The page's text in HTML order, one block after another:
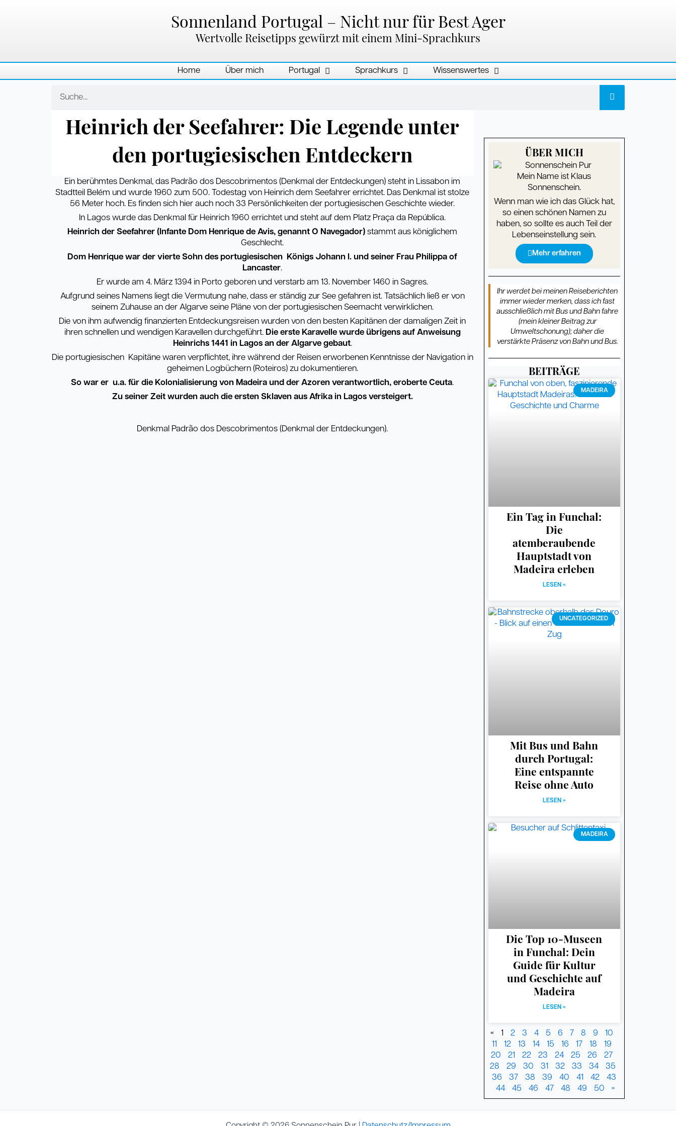
Sonnenland Portugal – Nicht nur für Best Ager
Wertvolle Reisetipps gewürzt mit einem Mini-Sprachkurs
Home Über mich Portugal Sprachkurs Wissenswertes
Heinrich der Seefahrer: Die Legende unter
den portugiesischen Entdeckern
Ein berühmtes Denkmal, das Padrão dos Descobrimentos (Denkmal der Entdeckungen) steht in Lissabon im
Stadtteil Belém und wurde 1960 zum 500. Todestag von Heinrich dem Seefahrer errichtet. Das Denkmal ist stolze
56 Meter hoch. Es finden sich hier auch noch 33 Persönlichkeiten der portugiesischen Geschichte wieder.
In Lagos wurde das Denkmal für Heinrich 1960 errichtet und steht auf dem Platz Praça da República.
Heinrich der Seefahrer (Infante Dom Henrique de Avis, genannt O Navegador) stammt aus königlichem
Geschlecht.
Dom Henrique war der vierte Sohn des portugiesischen Königs Johann I. und seiner Frau Philippa of
Lancaster.
Er wurde am 4. März 1394 in Porto geboren und verstarb am 13. November 1460 in Sagres.
Aufgrund seines Namens liegt die Vermutung nahe, dass er ständig zur See gefahren ist. Tatsächlich ließ er von
seinem Zuhause an der Algarve seine Pläne von der portugiesischen Seemacht verwirklichen.
Die von ihm aufwendig finanzierten Entdeckungsreisen wurden von den besten Kapitänen der damaligen Zeit in
ihren schnellen und wendigen Karavellen durchgeführt. Die erste Karavelle wurde übrigens auf Anweisung
Heinrichs 1441 in Lagos an der Algarve gebaut.
Die portugiesischen Kapitäne waren verpflichtet, ihre während der Reisen erworbenen Kenntnisse der Navigation in
geheimen Logbüchern (Roteiros) zu dokumentieren.
So war er u.a. für die Kolonialisierung von Madeira und der Azoren verantwortlich, eroberte Ceuta.
Zu seiner Zeit wurden auch die ersten Sklaven aus Afrika in Lagos versteigert.
Denkmal Padrão dos Descobrimentos (Denkmal der Entdeckungen).
ÜBER MICH
Mein Name ist Klaus
Sonnenschein.
Wenn man wie ich das Glück hat,
so einen schönen Namen zu
haben, so sollte es auch Teil der
Lebenseinstellung sein.
Mehr erfahren
Ihr werdet bei meinen Reiseberichten
immer wieder merken, dass ich fast
ausschließlich mit Bus und Bahn fahre
(mein kleiner Beitrag zur
Umweltschonung); daher die
verstärkte Präsenz von Bahn und Bus.
BEITRÄGE
MADEIRA
Ein Tag in Funchal:
Die
atemberaubende
Hauptstadt von
Madeira erleben
LESEN »
UNCATEGORIZED
Mit Bus und Bahn
durch Portugal:
Eine entspannte
Reise ohne Auto
LESEN »
MADEIRA
Die Top 10-Museen
in Funchal: Dein
Guide für Kultur
und Geschichte auf
Madeira
LESEN »
«
Seite
1
Seite
2
Seite
3
Seite
4
Seite
5
Seite
6
Seite
7
Seite
8
Seite
9
Seite
10
11
Seite
12
Seite
13
Seite
14
Seite
15
Seite
16
Seite
17
Seite
18
Seite
19
Seite
20
Seite
21
Seite
22
Seite
23
Seite
24
Seite
25
Seite
26
Seite
27
28
Seite
29
Seite
30
Seite
31
Seite
32
Seite
33
Seite
34
Seite
35
Seite
36
Seite
37
Seite
38
Seite
39
Seite
40
Seite
41
Seite
42
Seite
43
Seite
44
Seite
45
Seite
46
Seite
47
Seite
48
Seite
49
Seite
50 »